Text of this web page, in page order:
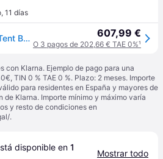
, 11 días
Fjällräven Abisko Lite 2 Tent Beige 2 Places 607,99 €
O 3 pagos de 202,66 € TAE 0%¹
con Klarna. Ejemplo de pago para una
TIN 0 % TAE 0 %. Plazo: 2 meses. Importe
para residentes en España y mayores de
de Klarna. Importe mínimo y máximo varía
y resto de condiciones en
.
disponible en 1
Mostrar todo